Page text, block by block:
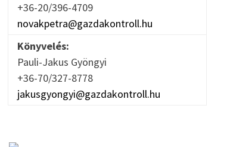
+36-20/396-4709
novakpetra@gazdakontroll.hu
Könyvelés:
Pauli-Jakus Gyöngyi
+36-70/327-8778
jakusgyongyi@gazdakontroll.hu